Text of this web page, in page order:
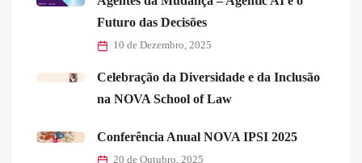
Futuro das Decisões
10 de Dezembro, 2025
Celebração da Diversidade e da Inclusão
na NOVA School of Law
Conferência Anual NOVA IPSI 2025
20 de Outubro, 2025